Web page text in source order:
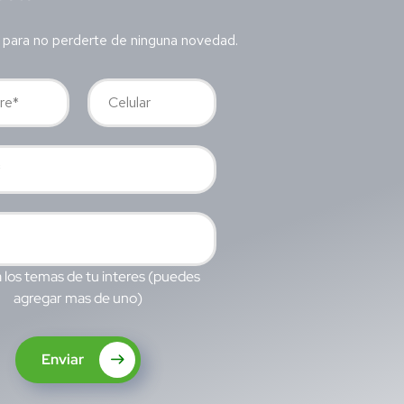
no perderte de ninguna novedad.
los temas de tu interes (puedes
agregar mas de uno)
Enviar